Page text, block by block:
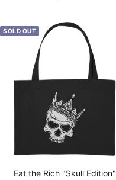
SOLD OUT
Eat the Rich "Skull Edition"